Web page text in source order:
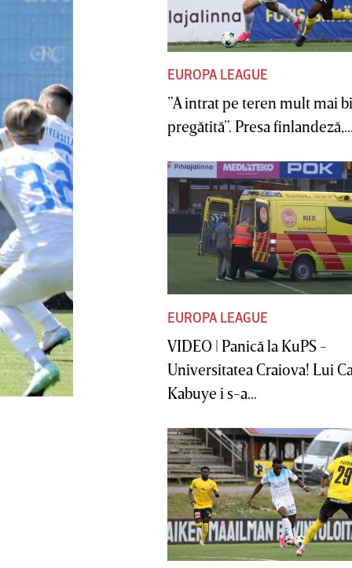
EUROPA LEAGUE
”A intrat pe teren mult mai
pregătită”. Presa
EUROPA LEAGUE
VIDEO | Panică la KuPS -
Universitatea Craiova! Lui
Kabuye i s-a...